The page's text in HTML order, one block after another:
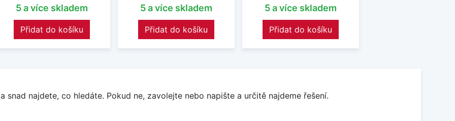
5 a více skladem
Přidat do košíku
5 a více skladem
Přidat do košíku
5 a více skladem
Přidat do košíku
snad najdete, co hledáte. Pokud ne, zavolejte nebo napište a určitě najdeme řešení.